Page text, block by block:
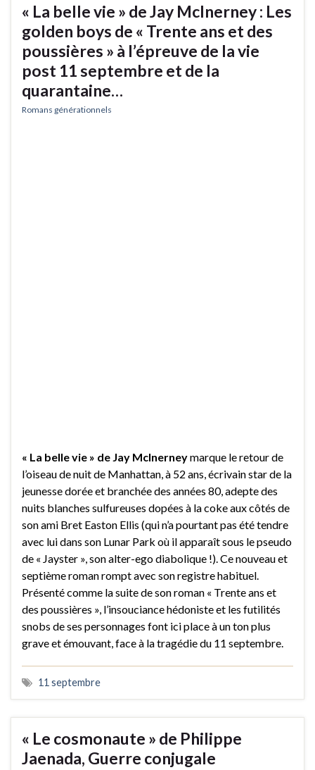
« La belle vie » de Jay McInerney : Les
golden boys de « Trente ans et des
poussières » à l’épreuve de la vie
post 11 septembre et de la
quarantaine…
Romans générationnels
« La belle vie » de Jay McInerneymarque le retour de
l’oiseau de nuit de Manhattan, à 52 ans, écrivain star de la
jeunesse dorée et branchée des années 80, adepte des
nuits blanches sulfureuses dopées à la coke aux côtés de
son ami Bret Easton Ellis (qui n’a pourtant pas été tendre
avec lui dans son Lunar Park où il apparaît sous le pseudo
de « Jayster », son alter-ego diabolique !). Ce nouveau et
septième roman rompt avec son registre habituel.
Présenté comme la suite de son roman « Trente ans et
des poussières », l’insouciance hédoniste et les futilités
snobs de ses personnages font ici place à un ton plus
grave et émouvant, face à la tragédie du 11 septembre.
11 septembre
« Le cosmonaute » de Philippe
Jaenada, Guerre conjugale